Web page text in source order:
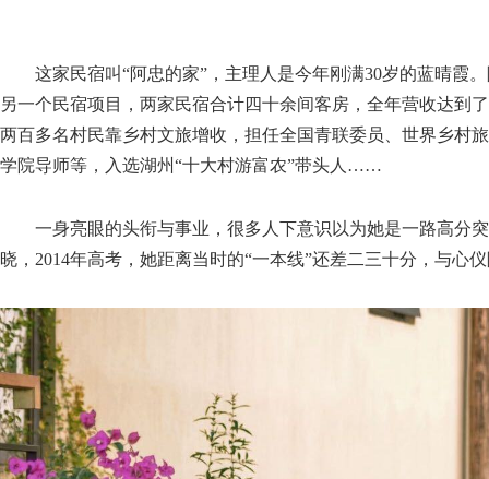
这家民宿叫“阿忠的家”，主理人是今年刚满30岁的蓝晴霞。
另一个民宿项目，两家民宿合计四十余间客房，全年营收达到
两百多名村民靠乡村文旅增收，担任全国青联委员、世界乡村
学院导师等，入选湖州“十大村游富农”带头人……
一身亮眼的头衔与事业，很多人下意识以为她是一路高分突
晓，2014年高考，她距离当时的“一本线”还差二三十分，与心